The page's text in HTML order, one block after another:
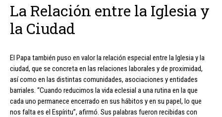
La Relación entre la Iglesia y
la Ciudad
El Papa también puso en valor la relación especial entre la Iglesia y la
ciudad, que se concreta en las relaciones laborales y de proximidad,
así como en las distintas comunidades, asociaciones y entidades
barriales. “Cuando reducimos la vida eclesial a una rutina en la que
cada uno permanece encerrado en sus hábitos y en su papel, lo que
nos falta es el Espíritu”, afirmó. Sus palabras fueron recibidas con